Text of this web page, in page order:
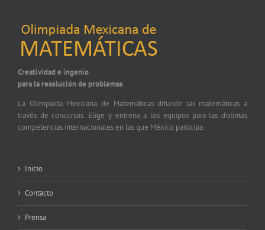
Creatividad e ingenio
para la resolución de problemas
La Olimpiada Mexicana de Matemáticas difunde las matemáticas a
través de concursos. Elige y entrena a los equipos para las distintas
competencias internacionales en las que México participa.
Inicio
Contacto
Prensa